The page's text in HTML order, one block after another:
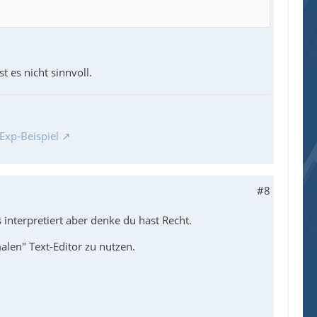
es nicht sinnvoll.
Beispiel
#8
aber denke du hast Recht.
Text-Editor zu nutzen.